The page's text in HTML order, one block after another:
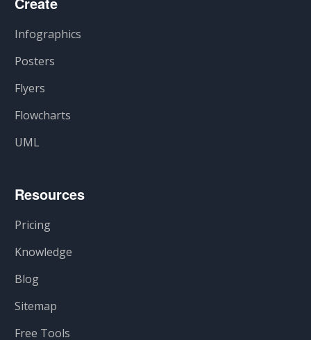
Infographics
Posters
Flyers
Flowcharts
UML
Resources
Pricing
Knowledge
Blog
Sitemap
Free Tools